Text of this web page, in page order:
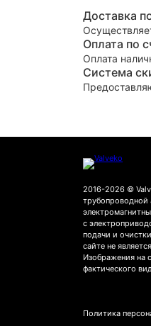
Доставка
Оплата по
Оплата
Система
2016-2026 ©
трубопроводной
с
подачи и
сайте не
Изображения на
фактического
Политика